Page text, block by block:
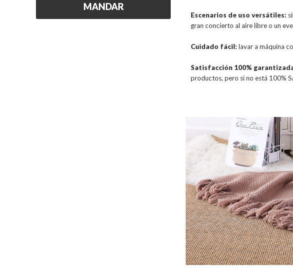
MANDAR
Escenarios de uso versátiles:
gran concierto al aire libre o un
Cuidado fácil: lavar a máquina
Satisfacción 100%
productos, pero si no está 100%